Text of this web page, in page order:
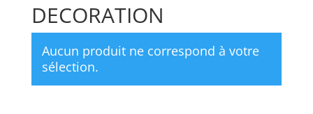
DECORATION
Aucun produit ne correspond à votre
sélection.